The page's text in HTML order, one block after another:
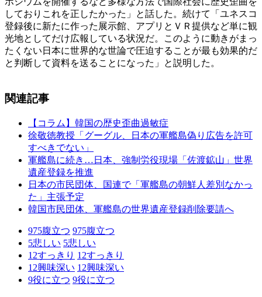
しておりこれを正したかった」と話した。続けて「ユネスコ
登録後に新たに作った展示館、アプリとＶＲ提供など単に観
光地としてだけ広報している状況だ。このように動きがまっ
たくない日本に世界的な世論で圧迫することが最も効果的だ
と判断して資料を送ることになった」と説明した。
関連記事
【コラム】韓国の歴史歪曲過敏症
徐敬徳教授「グーグル、日本の軍艦島偽り広告を許可
すべきでない」
軍艦島に続き…日本、強制労役現場「佐渡鉱山」世界
遺産登録を推進
日本の市民団体、国連で「軍艦島の朝鮮人差別なかっ
た」主張予定
韓国市民団体、軍艦島の世界遺産登録削除要請へ
975腹立つ 975腹立つ
5悲しい 5悲しい
12すっきり 12すっきり
12興味深い 12興味深い
9役に立つ 9役に立つ